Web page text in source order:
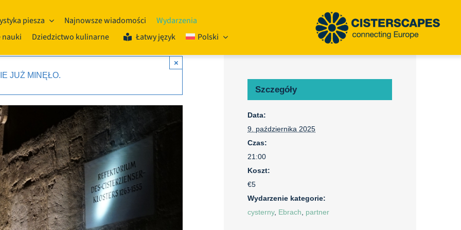
piesza Najnowsze wiadomości
Wydarzenia
nauki Dziedzictwo kulinarne Łatwy język Polski
JUŻ MINĘŁO.
×
Szczegóły
Data:
9. października 2025
Czas:
21:00
Koszt:
€5
Wydarzenie kategorie:
cysterny, Ebrach partner